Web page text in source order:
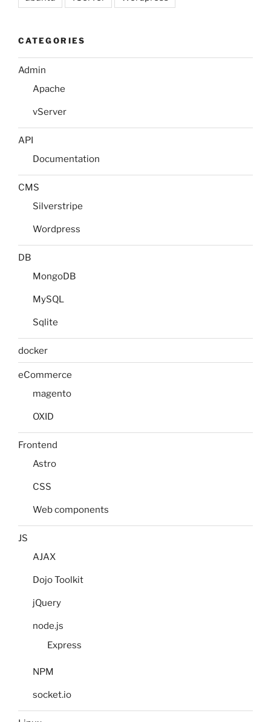
CATEGORIES
Admin
Apache
vServer
API
Documentation
CMS
Silverstripe
Wordpress
DB
MongoDB
MySQL
Sqlite
docker
eCommerce
magento
OXID
Frontend
Astro
CSS
Web components
JS
AJAX
Dojo Toolkit
jQuery
node.js
Express
NPM
socket.io